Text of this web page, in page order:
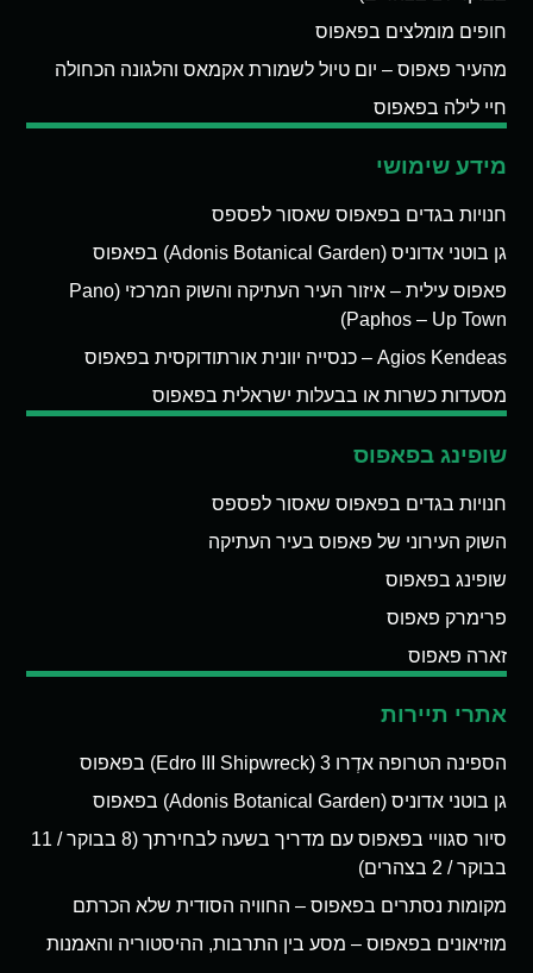
חופים מומלצים בפאפוס
מהעיר פאפוס – יום טיול לשמורת אקמאס והלגונה הכחולה
חיי לילה בפאפוס
מידע שימושי
חנויות בגדים בפאפוס שאסור לפספס
גן בוטני אדוניס (Adonis Botanical Garden) בפאפוס
פאפוס עילית – איזור העיר העתיקה והשוק המרכזי (Pano
Paphos – Up Town)
Agios Kendeas – כנסייה יוונית אורתודוקסית בפאפוס
מסעדות כשרות או בבעלות ישראלית בפאפוס
שופינג בפאפוס
חנויות בגדים בפאפוס שאסור לפספס
השוק העירוני של פאפוס בעיר העתיקה
שופינג בפאפוס
פרימרק פאפוס
זארה פאפוס
אתרי תיירות
הספינה הטרופה אדְרו 3 (Edro III Shipwreck) בפאפוס
גן בוטני אדוניס (Adonis Botanical Garden) בפאפוס
סיור סגוויי בפאפוס עם מדריך בשעה לבחירתך (8 בבוקר / 11
בבוקר / 2 בצהרים)
מקומות נסתרים בפאפוס – החוויה הסודית שלא הכרתם
מוזיאונים בפאפוס – מסע בין התרבות, ההיסטוריה והאמנות